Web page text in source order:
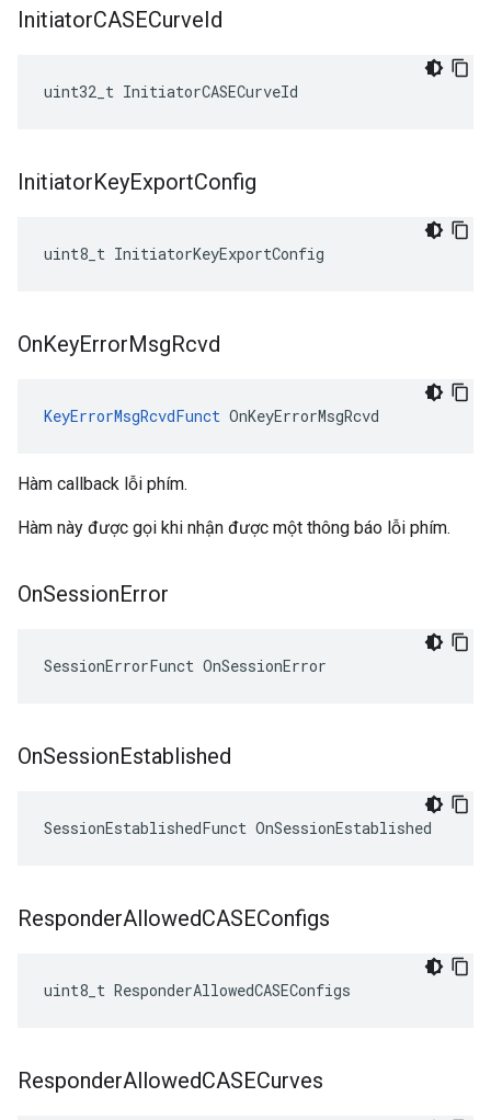
InitiatorCASECurveId
uint32_t InitiatorCASECurveId
InitiatorKeyExportConfig
uint8_t InitiatorKeyExportConfig
OnKeyErrorMsgRcvd
KeyErrorMsgRcvdFunct OnKeyErrorMsgRcvd
Hàm callback lỗi phím.
Hàm này được gọi khi nhận được một thông báo lỗi phím.
OnSessionError
SessionErrorFunct OnSessionError
OnSessionEstablished
SessionEstablishedFunct OnSessionEstablished
ResponderAllowedCASEConfigs
uint8_t ResponderAllowedCASEConfigs
ResponderAllowedCASECurves